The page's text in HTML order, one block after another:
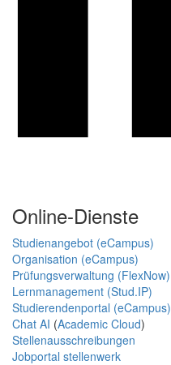
Online-Dienste
Studienangebot (eCampus)
Organisation (eCampus)
Prüfungsverwaltung (FlexNow)
Lernmanagement (Stud.IP)
Studierendenportal (eCampus)
Chat AI (Academic Cloud)
Stellenausschreibungen
Jobportal stellenwerk